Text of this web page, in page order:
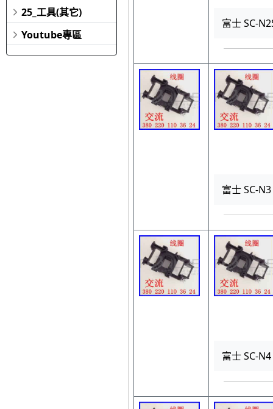
25_工具(其它)
Youtube專區
富士 SC-
富士 SC-
富士 SC-